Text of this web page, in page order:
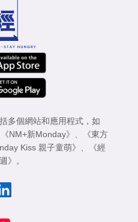
多個網站和應用程式，如
《NM+新Monday》
《東方
Kiss 親子童萌》
《經
》
。